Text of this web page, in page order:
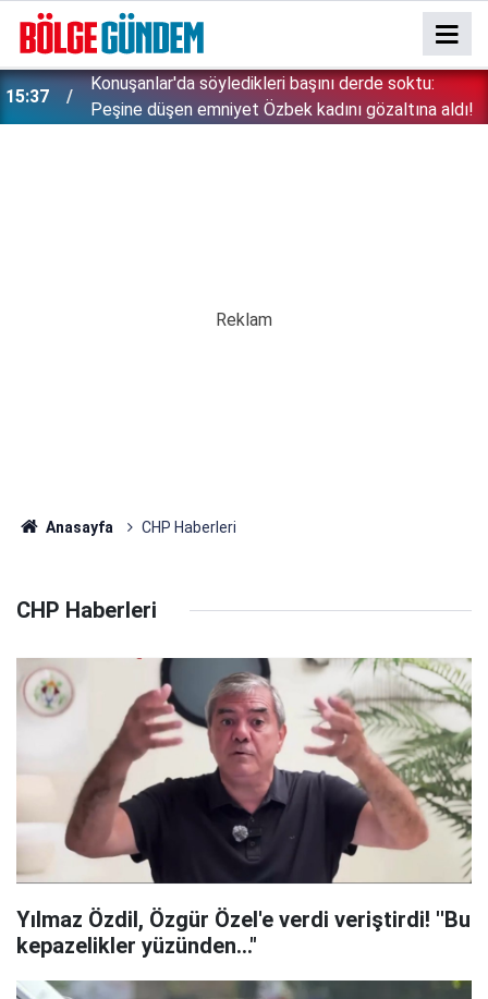
15:37
Konuşanlar'da söyledikleri başını derde soktu:
Peşine düşen emniyet Özbek kadını gözaltına aldı!
15:26 Çin'in gözü doymuyor: Altın rezervleri doldu taştı!
Anasayfa CHP Haberleri
CHP Haberleri
Yılmaz Özdil, Özgür Özel'e verdi veriştirdi! ''Bu
kepazelikler yüzünden..."